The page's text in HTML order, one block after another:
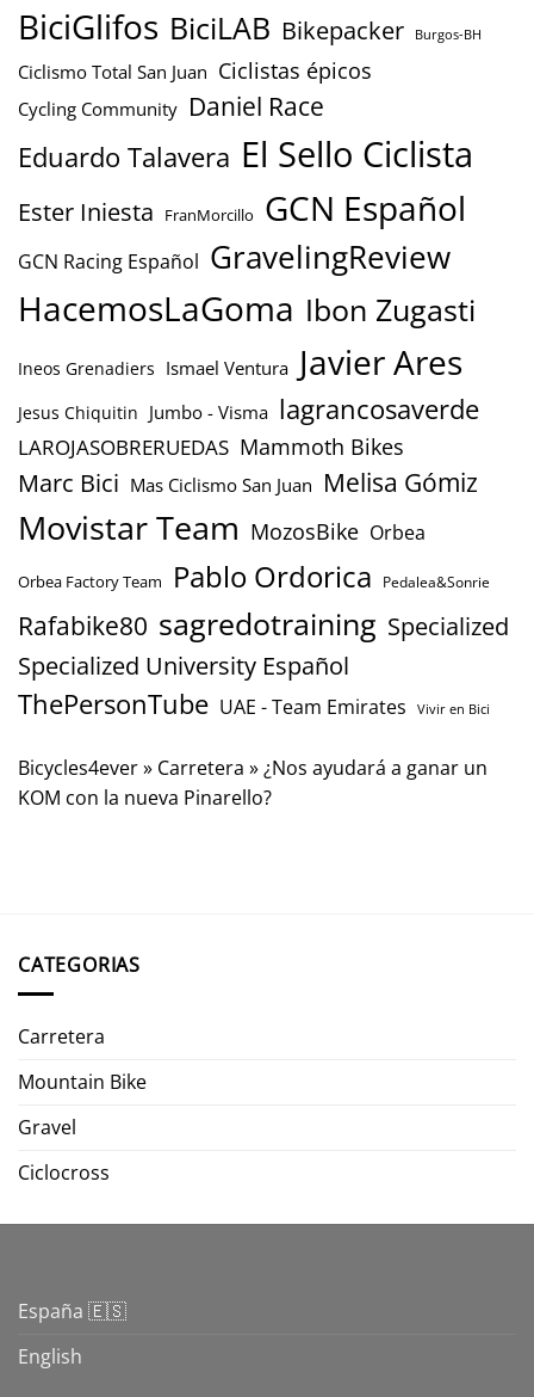
BiciGlifos BiciLAB Bikepacker Burgos-BH
Ciclismo Total San Juan Ciclistas épicos
Cycling Community Daniel Race
Eduardo Talavera El Sello Ciclista
Ester Iniesta FranMorcillo GCN Español
GCN Racing Español GravelingReview
HacemosLaGoma Ibon Zugasti
Ineos Grenadiers Ismael Ventura Javier Ares
Jesus Chiquitin Jumbo - Visma lagrancosaverde
LAROJASOBRERUEDAS Mammoth Bikes
Marc Bici Mas Ciclismo San Juan Melisa Gómiz
Movistar Team MozosBike Orbea
Orbea Factory Team Pablo Ordorica Pedalea&Sonrie
Rafabike80 sagredotraining Specialized
Specialized University Español
ThePersonTube UAE - Team Emirates Vivir en Bici
Bicycles4ever» Carretera »¿Nos ayudará a ganar un
KOM con la nueva Pinarello?
CATEGORIAS
Carretera
Mountain Bike
Gravel
Ciclocross
España 🇪🇸
English